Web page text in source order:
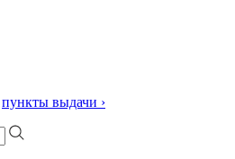
пункты выдачи ›